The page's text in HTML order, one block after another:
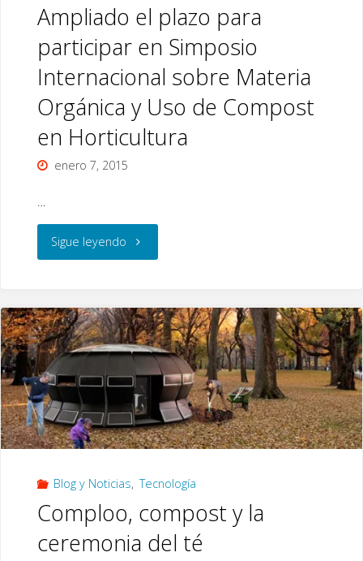
Ampliado el plazo para
participar en Simposio
Internacional sobre Materia
Orgánica y Uso de Compost
en Horticultura
enero 7, 2015
…
Sigue leyendo"Ampliado
plazo
para
participar
en
Simposio
Internacional
sobre
Materia
Blog y Noticias, Tecnología
Comploo, compost y la
ceremonia del té